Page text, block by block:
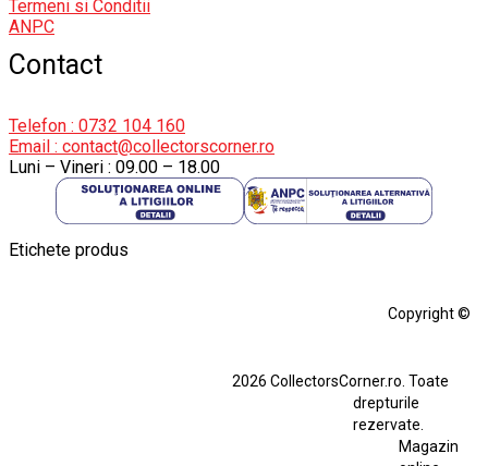
Termeni si Conditii
ANPC
Contact
Telefon : 0732 104 160
Email : contact@collectorscorner.ro
Luni – Vineri : 09.00 – 18.00
Etichete produs
Copyright ©
2026 CollectorsCorner.ro. Toate
drepturile
rezervate.
Magazin